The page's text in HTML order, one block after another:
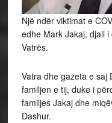
Një ndër viktimat e
edhe Mark Jakaj, djali
Vatrës.
Vatra dhe gazeta e saj
familjen e tij, duke i
familjes Jakaj dhe
Dashur.